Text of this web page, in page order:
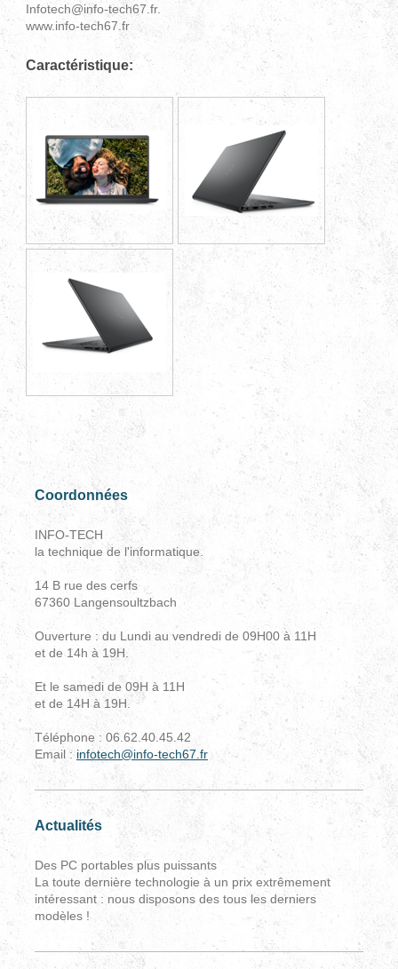
Infotech@info-tech67.fr.
www.info-tech67.fr
Caractéristique:
Coordonnées
INFO-TECH
la technique de l'informatique.
14 B rue des cerfs
67360 Langensoultzbach
Ouverture : du Lundi au vendredi de 09H00 à 11H
et de 14h à 19H.
Et le samedi de 09H à 11H
et de 14H à 19H.
Téléphone : 06.62.40.45.42
Email : infotech@info-tech67.fr
Actualités
Des PC portables plus puissants
La toute dernière technologie à un prix extrêmement
intéressant : nous disposons des tous les derniers
modèles !